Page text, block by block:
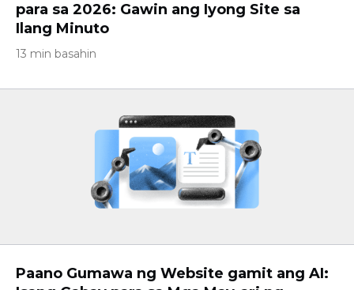
para sa 2026: Gawin ang Iyong Site sa
Ilang Minuto
13 min basahin
Paano Gumawa ng Website gamit ang AI: